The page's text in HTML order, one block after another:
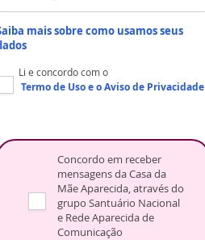
mais sobre como usamos seus
Li e concordo com o
Termo de Usoe oAviso de Privacidade
Concordo em receber
mensagens da Casa da
Mãe Aparecida, através do
grupo Santuário Nacional
e Rede Aparecida de
Comunicação